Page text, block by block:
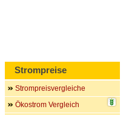
Strompreise
Strompreisvergleiche
Ökostrom Vergleich